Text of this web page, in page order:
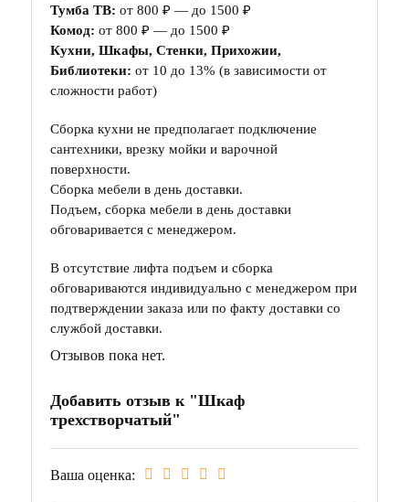
Тумба ТВ: от 800 ₽ — до 1500 ₽
Комод: от 800 ₽ — до 1500 ₽
Кухни, Шкафы, Стенки, Прихожии,
Библиотеки: от 10 до 13% (в зависимости от
сложности работ)
Сборка кухни не предполагает подключение
сантехники, врезку мойки и варочной
поверхности.
Сборка мебели в день доставки.
Подъем, сборка мебели в день доставки
обговаривается с менеджером.
В отсутствие лифта подъем и сборка
обговариваются индивидуально с менеджером при
подтверждении заказа или по факту доставки со
службой доставки.
Отзывов пока нет.
Добавить отзыв к "Шкаф
трехстворчатый"
Ваша оценка: